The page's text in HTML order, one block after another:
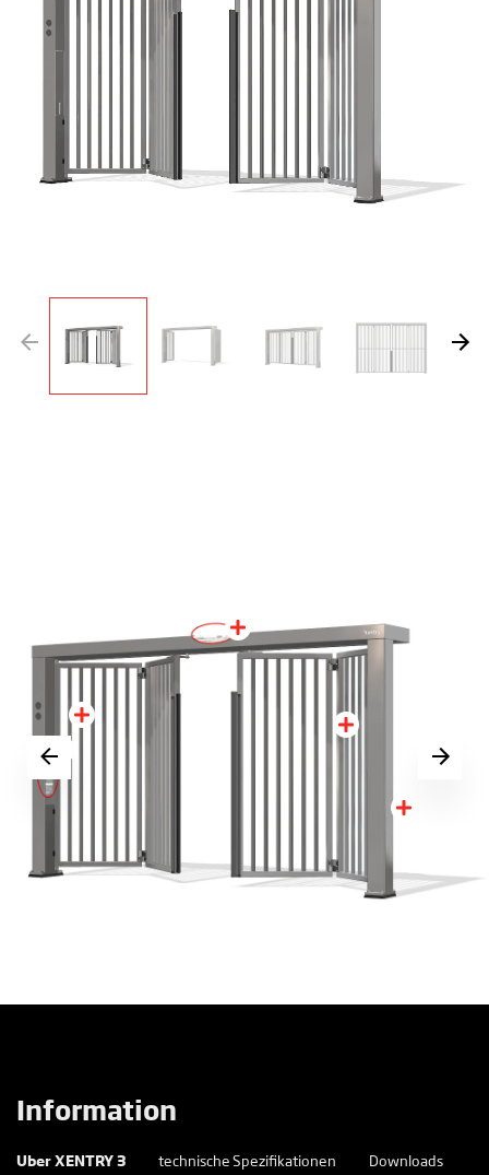
Information
Uber XENTRY 3 technische Spezifikationen Downloads